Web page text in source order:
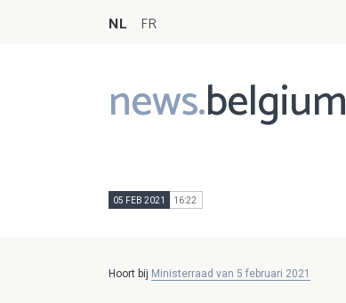
NL FR
news.belgium
Main
navigation
05 FEB 2021 16:22
Hoort bij Ministerraad van 5 februari 2021